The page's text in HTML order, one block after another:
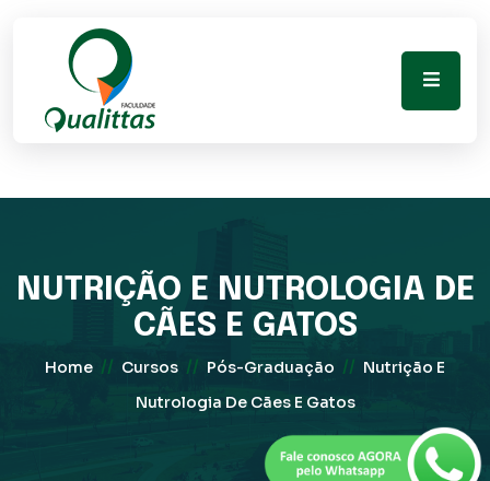
NUTRIÇÃO E NUTROLOGIA DE
CÃES E GATOS
Home // Cursos // Pós-Graduação // Nutrição E
Nutrologia De Cães E Gatos